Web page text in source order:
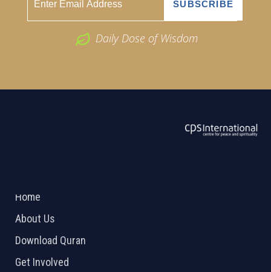
Daily Dose of Wisdom
Home
About Us
Download Quran
Get Involved